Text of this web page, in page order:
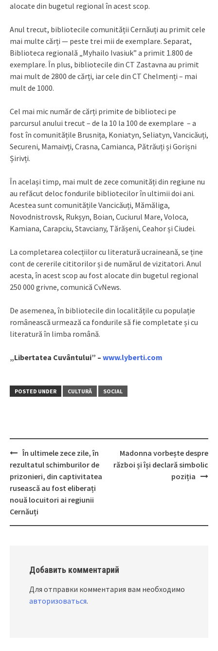
alocate din bugetul regional în acest scop.
Anul trecut, bibliotecile comunității Cernăuți au primit cele
mai multe cărți — peste trei mii de exemplare. Separat,
Biblioteca regională „Myhailo Ivasiuk” a primit 1.800 de
exemplare. În plus, bibliotecile din CT Zastavna au primit
mai mult de 2800 de cărți, iar cele din CT Chelmenți – mai
mult de 1000.
Cel mai mic număr de cărți primite de biblioteci pe
parcursul anului trecut – de la 10 la 100 de exemplare – a
fost în comunitățile Brusnița, Koniatyn, Seliatyn, Vancicăuți,
Secureni, Mamaivți, Crasna, Camianca, Pătrăuți și Gorișni
Șirivți.
În același timp, mai mult de zece comunități din regiune nu
au refăcut deloc fondurile bibliotecilor în ultimii doi ani.
Acestea sunt comunitățile Vancicăuți, Mămăliga,
Novodnistrovsk, Rukșyn, Boian, Cuciurul Mare, Voloca,
Kamiana, Carapciu, Stavciany, Tărășeni, Ceahor și Ciudei.
La completarea colecțiilor cu literatură ucraineană, se ține
cont de cererile cititorilor și de numărul de vizitatori. Anul
acesta, în acest scop au fost alocate din bugetul regional
250 000 grivne, comunică CvNews.
De asemenea, în bibliotecile din localitățile cu populație
românească urmează ca fondurile să fie completate și cu
literatură în limba română.
„Libertatea Cuvântului” – www.lyberti.com
POSTED UNDER CULTURĂ SOCIAL
Post
navigation
În ultimele zece zile, în
rezultatul schimburilor de
prizonieri, din captivitatea
rusească au fost eliberați
nouă locuitori ai regiunii
Cernăuți
Madonna vorbește despre
război și își declară simbolic
poziția
Добавить комментарий
Для отправки комментария вам необходимо
авторизоваться.